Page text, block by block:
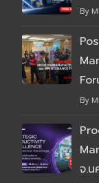
By
By
จ.น